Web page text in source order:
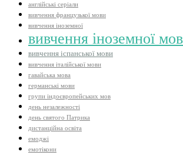
англійські серіали
вивчення французької мови
вивчення іноземної
вивчення іноземної
вивчення іспанської мови
вивчення італійської мови
гавайська мова
германські мови
групи індоєвропейських мов
день незалежності
день святого Патрика
дистанційна освіта
емоджі
емотікони